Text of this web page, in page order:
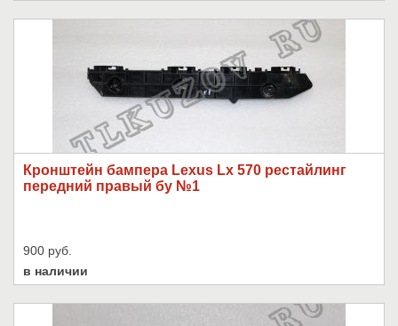
Кронштейн бампера Lexus Lx 570 рестайлинг
передний правый бу №1
900 руб.
в наличии